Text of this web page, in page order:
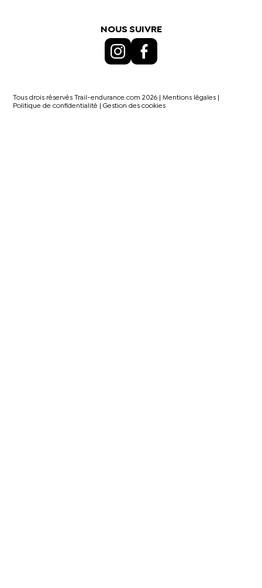
NOUS SUIVRE
Tous drois réservés Trail-endurance.com 2026 |Mentions légales
Politique de confidentialité
|Gestion des cookies